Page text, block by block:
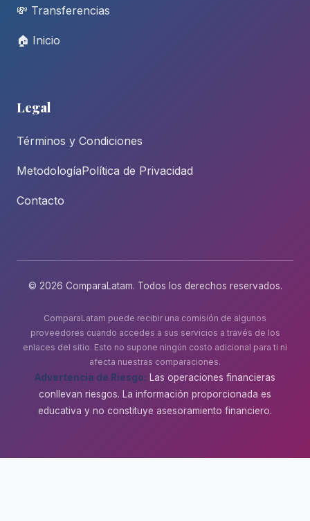
💸 Transferencias
🏠 Inicio
Legal
Términos y Condiciones
MetodologíaPolítica de Privacidad
Contacto
© 2026 ComparaLatam. Todos los derechos reservados.
ComparaLatam puede recibir una comisión de algunos
proveedores cuando accedes a sus servicios a través de los
enlaces del sitio. Esto no supone ningún costo adicional para ti ni
afecta nuestras comparaciones.
Advertencia de Riesgo: Las operaciones financieras
conllevan riesgos. La información proporcionada es
educativa y no constituye asesoramiento financiero.